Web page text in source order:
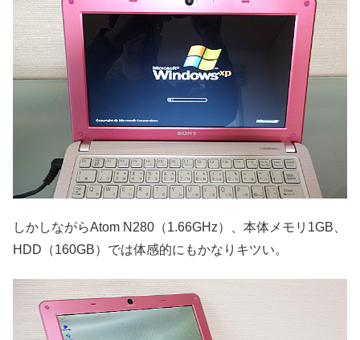
しかしながらAtom N280（1.66GHz）、本体メモリ1GB、
HDD（160GB）では体感的にもかなりキツい。